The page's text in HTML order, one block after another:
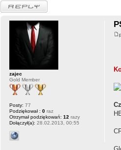
Odpowiedz
zajec
Gold Member
Posty: 77
Podziękował : 0 raz
Otrzymał podziękowań: 12 razy
Dołączył(a): 28.02.2013, 00:55